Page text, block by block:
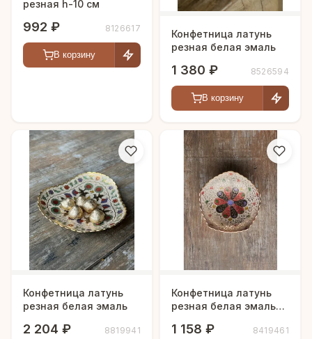
резная h-10 см
992 ₽ 8126617
В корзину
Конфетница латунь
резная белая эмаль
1 380 ₽ 8526594
В корзину
Конфетница латунь
резная белая эмаль
2 204 ₽ 8819941
Конфетница латунь
резная белая эмаль
1 158 ₽ 8419461